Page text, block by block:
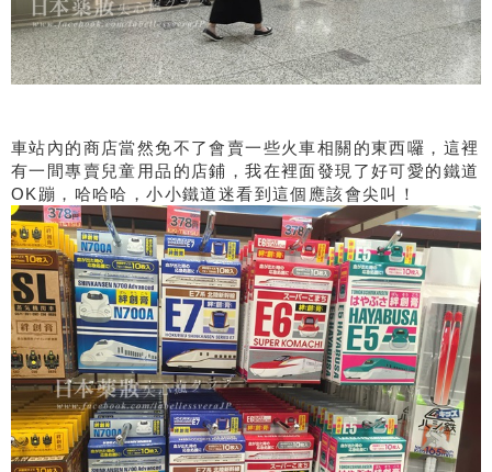
車站內的商店當然免不了會賣一些火車相關的東西囉，這裡
有一間專賣兒童用品的店鋪，我在裡面發現了好可愛的鐵道
OK蹦，哈哈哈，小小鐵道迷看到這個應該會尖叫！